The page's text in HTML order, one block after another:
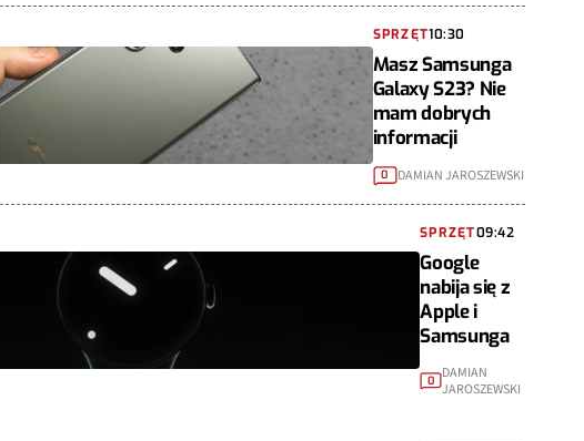
SPRZĘT10:30
Masz Samsunga
Galaxy S23? Nie
mam dobrych
informacji
0 DAMIAN JAROSZEWSKI
SPRZĘT09:42
Google
nabija się z
Apple i
Samsunga
0
DAMIAN
JAROSZEWSKI